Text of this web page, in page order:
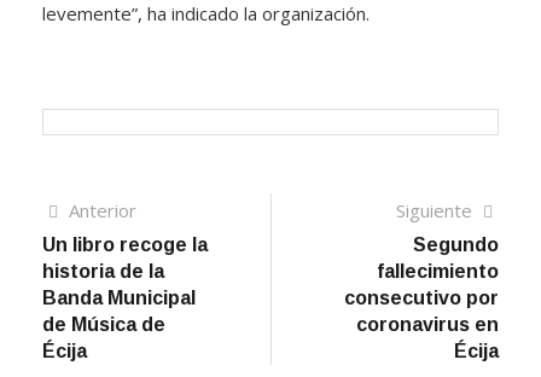
levemente”, ha indicado la organización.
Navegación
de
entradas
AnteriorArtículo
anterior
Un libro recoge la
historia de la
Banda Municipal
de Música de
Écija
Siguiente
Segundo
fallecimiento
consecutivo por
coronavirus en
Écija